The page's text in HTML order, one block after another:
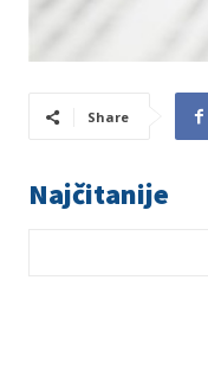
Share
Najčitanije